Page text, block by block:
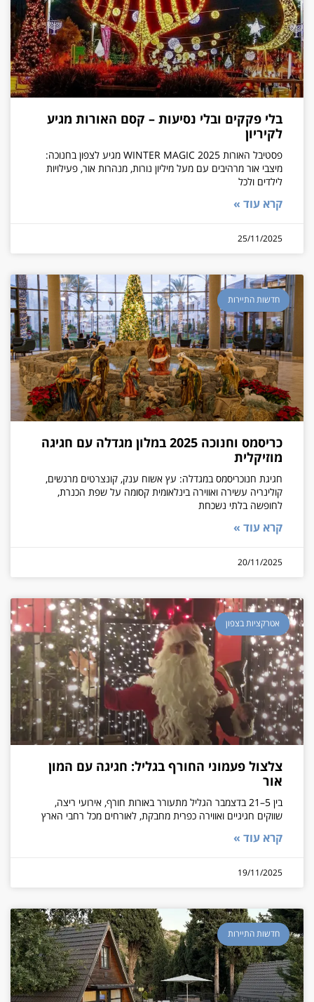
בלי פקקים ובלי נסיעות – קסם האורות מגיע
לקיריון
פסטיבל האורות WINTER MAGIC 2025 מגיע לצפון בחנוכה:
מיצבי אור מרהיבים עם מעל מיליון נורות, מנהרות אור, פעילויות
לילדים ולכל
קרא עוד »
25/11/2025
חדשות התיירות
כריסמס וחנוכה 2025 במלון מגדלה עם חגיגה
מוזיקלית
חגיגת חנוכריסמס במגדלה: עץ אשוח ענק, קונצרטים מרגשים,
קולינריה עשירה ואווירה בינלאומית קסומה על שפת הכנרת,
לחופשה בלתי נשכחת
קרא עוד »
20/11/2025
אטרקציות בצפון
צלצול פעמוני החורף בגליל: חגיגה עם המון
אור
בין 5–21 בדצמבר הגליל מתעורר באורות חורף, אירועי ריצה,
שווקים חגיגיים ואווירה כפרית מחבקת, לאורחים מכל רחבי הארץ
קרא עוד »
19/11/2025
חדשות התיירות